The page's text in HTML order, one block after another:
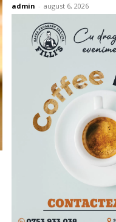
admin - august 6, 2026